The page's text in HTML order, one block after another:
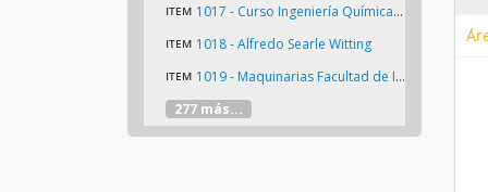
ITEM 1017 - Curso Ingeniería Química, visita a Bayer
ITEM 1018 - Alfredo Searle Witting
ITEM 1019 - Maquinarias Facultad de Ingeniería
277 más...